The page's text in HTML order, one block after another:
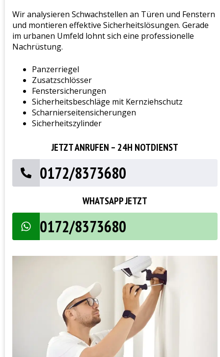
Wir analysieren Schwachstellen an Türen und Fenstern
und montieren effektive Sicherheitslösungen. Gerade
im urbanen Umfeld lohnt sich eine professionelle
Nachrüstung.
Panzerriegel
Zusatzschlösser
Fenstersicherungen
Sicherheitsbeschläge mit Kernziehschutz
Scharnierseitensicherungen
Sicherheitszylinder
JETZT ANRUFEN – 24H NOTDIENST
0172/8373680
WHATSAPP JETZT
0172/8373680